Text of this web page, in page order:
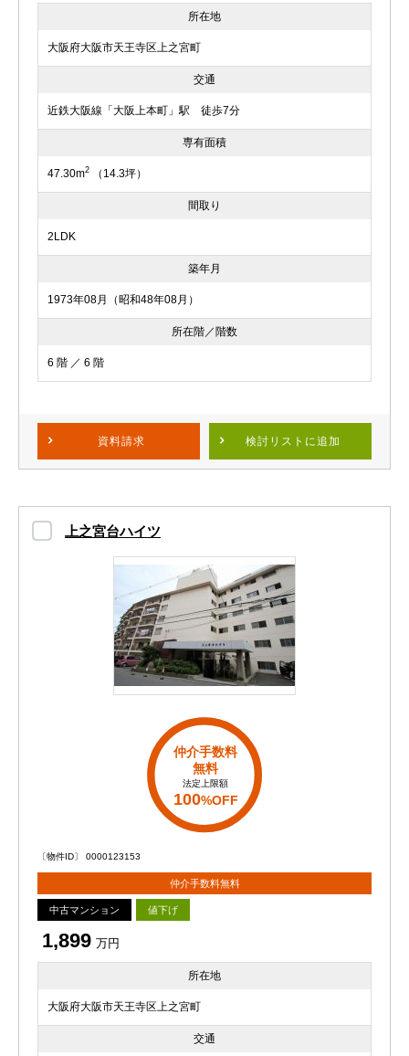
所在地
大阪府大阪市天王寺区上之宮町
交通
近鉄大阪線「大阪上本町」駅 徒歩7分
専有面積
47.30m2 （14.3坪）
間取り
2LDK
築年月
1973年08月（昭和48年08月）
所在階／階数
6 階 ／ 6 階
資料請求 検討リスト に追加
上之宮台ハイツ
仲介手数料
無料
法定上限額
100%OFF
〔物件ID〕 0000123153
仲介手数料無料
中古マンション 値下げ
1,899 万円
所在地
大阪府大阪市天王寺区上之宮町
交通